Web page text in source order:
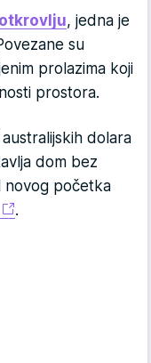
, jedna je
su
prolazima koji
prostora.
dolara
dom bez
novog početka
.